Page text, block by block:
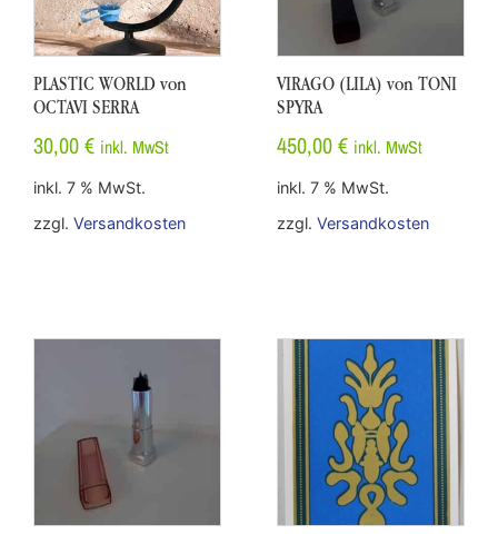
PLASTIC WORLD von
OCTAVI SERRA
30,00€ inkl. MwSt
inkl. 7 % MwSt.
zzgl. Versandkosten
VIRAGO (LILA) von TONI
SPYRA
450,00€ inkl. MwSt
inkl. 7 % MwSt.
zzgl. Versandkosten